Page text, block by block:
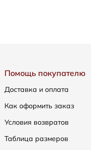
Помощь покупателю
Доставка и оплата
Как оформить заказ
Условия возвратов
Таблица размеров